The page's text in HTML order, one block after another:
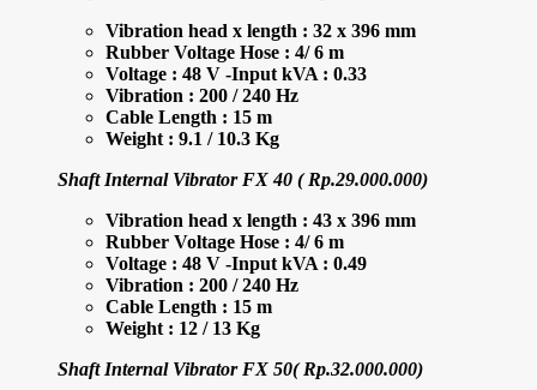
Vibration head x length : 32 x 396 mm
Rubber Voltage Hose : 4/ 6 m
Voltage : 48 V -Input kVA : 0.33
Vibration : 200 / 240 Hz
Cable Length : 15 m
Weight : 9.1 / 10.3 Kg
Shaft Internal Vibrator FX 40 ( Rp.29.000.000)
Vibration head x length : 43 x 396 mm
Rubber Voltage Hose : 4/ 6 m
Voltage : 48 V -Input kVA : 0.49
Vibration : 200 / 240 Hz
Cable Length : 15 m
Weight : 12 / 13 Kg
Shaft Internal Vibrator FX 50( Rp.32.000.000)